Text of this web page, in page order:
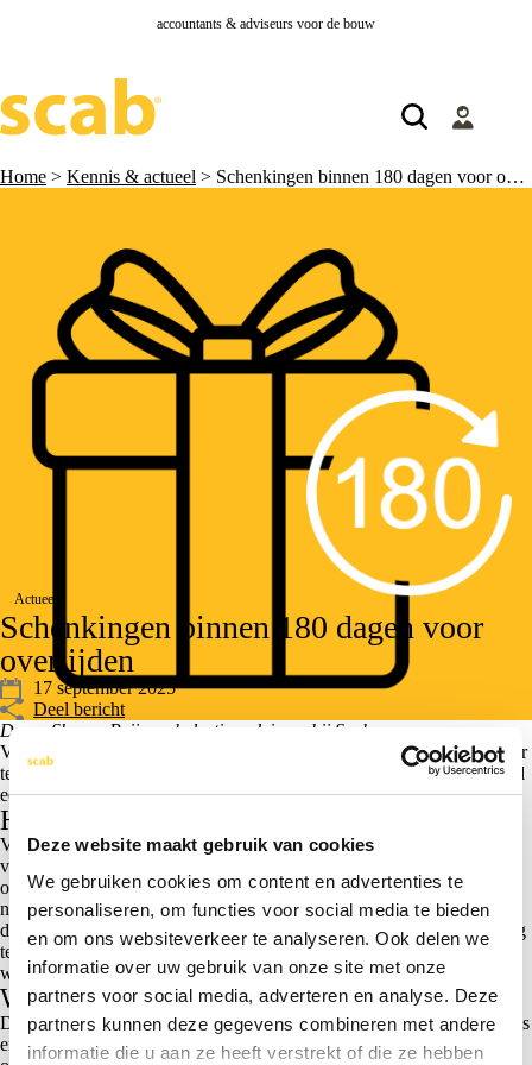
Deze website maakt gebruik van cookies
We gebruiken cookies om content en advertenties te
personaliseren, om functies voor social media te bieden
en om ons websiteverkeer te analyseren. Ook delen we
informatie over uw gebruik van onze site met onze
partners voor social media, adverteren en analyse. Deze
partners kunnen deze gegevens combineren met andere
informatie die u aan ze heeft verstrekt of die ze hebben
accountants & adviseurs voor de bouw
Home > Kennis & actueel > Schenkingen binnen 180 dagen voor overlijden
Actueel
Schenkingen binnen 180 dagen voor
overlijden
17 september 2025
Deel bericht
Door: Sharon Reijven, belastingadviseur bij Scab
Veel ondernemers maken gebruik van schenkingen om vermogen over
te dragen aan de volgende generatie. Daarbij speelt de 180-dagenregel
een belangrijke rol.
Huidige regeling
Volgens de Successiewet wordt een schenking die binnen 180 dagen
vóór het overlijden van de schenker is gedaan, behandeld alsof deze
onderdeel uitmaakt van de erfenis. De schenking wordt dan bij de
nalatenschap geteld en belast met erfbelasting. Deze regel voorkomt
dat vlak voor overlijden vermogen wordt weggegeven om erfbelasting
te ontwijken. Er moet dan zowel aangifte-, schenk- als erfbelasting
worden gedaan.
Wat verandert er per 2026?
De 180-dagenregel blijft bestaan, maar er worden technische reparaties
en verduidelijkingen aangebracht. Daarmee wil de wetgever